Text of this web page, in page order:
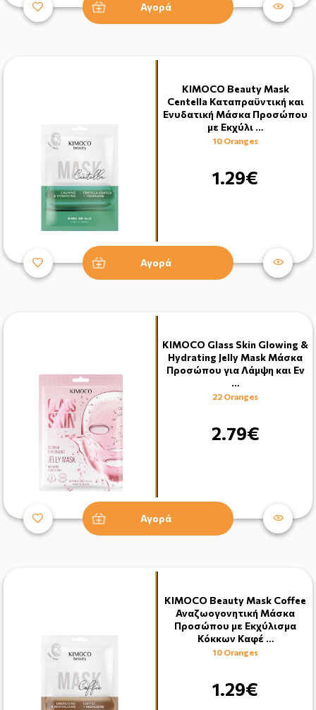
Αγορά
KIMOCO Beauty Mask
Centella Καταπραϋντική και
Ενυδατική Μάσκα Προσώπου
με Εκχύλι …
10 Oranges
1.29€
Αγορά
KIMOCO Glass Skin Glowing &
Hydrating Jelly Mask Μάσκα
Προσώπου για Λάμψη και Εν
…
22 Oranges
2.79€
Αγορά
KIMOCO Beauty Mask Coffee
Αναζωογονητική Μάσκα
Προσώπου με Εκχύλισμα
Κόκκων Καφέ …
10 Oranges
1.29€